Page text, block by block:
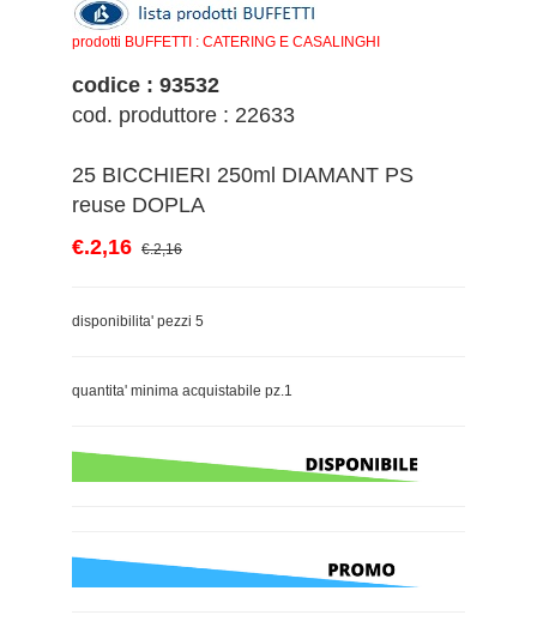
prodotti BUFFETTI : CATERING E CASALINGHI
codice : 93532
cod. produttore : 22633
25 BICCHIERI 250ml DIAMANT PS
reuse DOPLA
€.2,16 €.2,16
disponibilita' pezzi 5
quantita' minima acquistabile pz.1